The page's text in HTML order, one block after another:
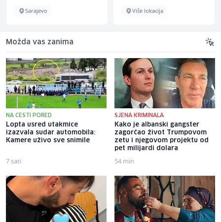
Sarajevo Više lokacija
Možda vas zanima
NA CESTI PORED
Lopta usred utakmice
izazvala sudar automobila:
Kamere uživo sve snimile
7 sati
SJENA KRIMINALA
Kako je albanski gangster
zagorčao život Trumpovom
zetu i njegovom projektu od
pet milijardi dolara
54 min